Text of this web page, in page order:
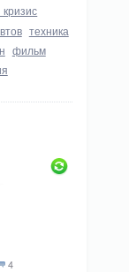
кризис
техника
фильм
4